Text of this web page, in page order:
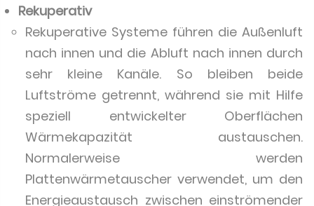
Rekuperativ
Rekuperative Systeme führen die Außenluft
nach innen und die Abluft nach innen durch
sehr kleine Kanäle. So bleiben beide
Luftströme getrennt, während sie mit Hilfe
speziell entwickelter Oberflächen
Wärmekapazität austauschen.
Normalerweise werden
Plattenwärmetauscher verwendet, um den
Energieaustausch zwischen einströmender